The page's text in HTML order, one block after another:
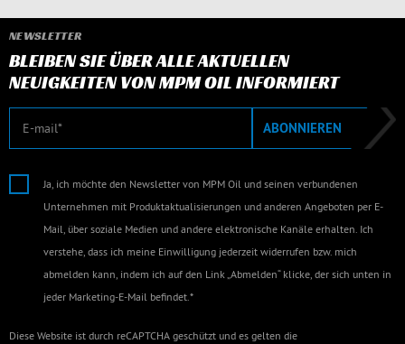
NEWSLETTER
BLEIBEN SIE ÜBER ALLE AKTUELLEN
NEUIGKEITEN VON MPM OIL INFORMIERT
E-Mail ABONNIEREN
Ja, ich möchte den Newsletter von MPM Oil und seinen verbundenen
Unternehmen mit Produktaktualisierungen und anderen Angeboten per E-
Mail, über soziale Medien und andere elektronische Kanäle erhalten. Ich
verstehe, dass ich meine Einwilligung jederzeit widerrufen bzw. mich
abmelden kann, indem ich auf den Link „Abmelden“ klicke, der sich unten in
jeder Marketing-E-Mail befindet.*
Diese Website ist durch reCAPTCHA geschützt und es gelten die